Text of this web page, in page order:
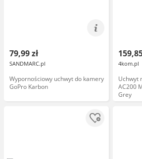
79,99 zł
SANDMARC.pl
Wypornościowy uchwyt do kamery
GoPro Karbon
4kom.pl
Uchwyt
AC200
Grey